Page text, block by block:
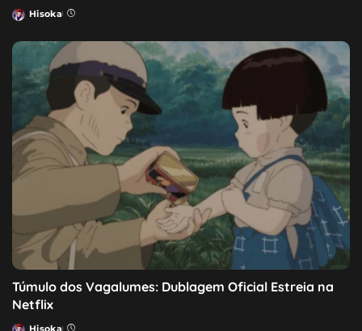
Posted
Hisoka
Túmulo dos Vagalumes: Dublagem Oficial Estreia na
Netflix
Hisoka